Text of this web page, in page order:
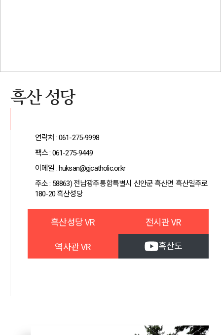
흑산 성당
연락처 : 061-275-9998
팩스 : 061-275-9449
이메일 : huksan@gjcatholic.or.kr
주소 : 58863) 전남광주통합특별시 신안군 흑산면 흑산일주로
180-20 흑산성당
흑산성당 VR
전시관 VR
역사관 VR
흑산도